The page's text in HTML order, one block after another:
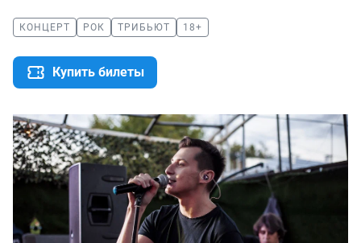
КОНЦЕРТ РОК ТРИБЬЮТ 18+
Купить билеты